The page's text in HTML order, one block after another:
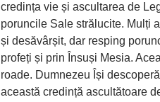
credința vie și ascultarea de
poruncile Sale strălucite. Mulți
și desăvârșit, dar resping
profeți și prin Însuși Mesia.
roade. Dumnezeu Își
această credință ascultătoare